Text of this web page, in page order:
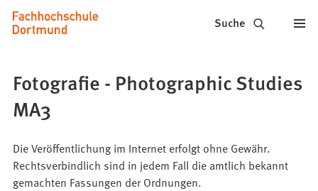
Inhalt anspringen
Fachhochschule
Dortmund
Studium,
Studiengänge,
Bewerbung
Suche
Fotografie - Photographic Studies
MA3
Die Veröffentlichung im Internet erfolgt ohne Gewähr.
Rechtsverbindlich sind in jedem Fall die amtlich bekannt
gemachten Fassungen der Ordnungen.